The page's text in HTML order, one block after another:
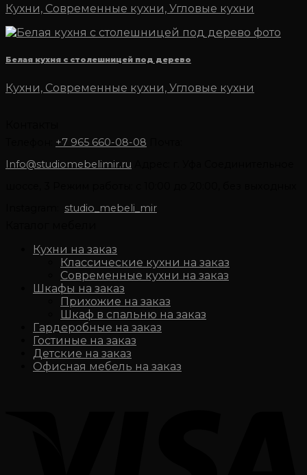
Кухни, Современные кухни, Угловые кухни
Белая кухня с столешницей под дерево
Кухни, Современные кухни, Угловые кухни
+7 965 660-08-08
Info@studiomebelimir.ru
studio_mebeli_mir
Кухни на заказ
Классические кухни на заказ
Современные кухни на заказ
Шкафы на заказ
Прихожие на заказ
Шкаф в спальню на заказ
Гардеробные на заказ
Гостиные на заказ
Детские на заказ
Офисная мебель на заказ